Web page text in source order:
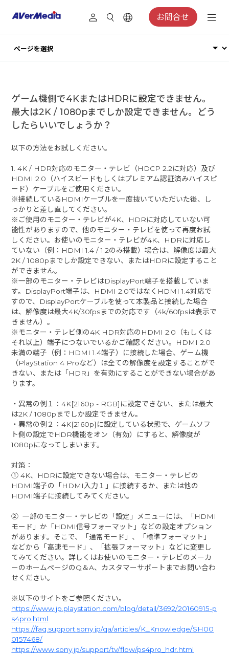
お問合せ
ゲーム機側で4KまたはHDRに設定できません。
最大は2K / 1080pまでしか設定できません。どう
したらいいでしょうか？
以下の方法をお試しください。
1. 4K / HDR対応のモニター・テレビ（HDCP 2.2に対応）及び
HDMI 2.0（ハイスピードもしくはプレミアム認証済みハイスピ
ード）ケーブルをご使用ください。
※接続しているHDMIケーブルを一度抜いていただいた後、し
っかりと差し直してください。
※ご使用のモニター・テレビが4K、HDRに対応していない可
能性がありますので、他のモニター・テレビを使って再度お試
しください。お使いのモニター・テレビが4K、HDRに対応し
ていない（例：HDMI 1.4 / 1.2のみ搭載）場合は、解像度は最大
2K / 1080pまでしか設定できない、またはHDRに設定すること
ができません。
※一部のモニター・テレビはDisplayPort端子を搭載していま
す。DisplayPort端子は、HDMI 2.0ではなくHDMI 1.4対応で
すので、DisplayPortケーブルを使って本製品と接続した場合
は、解像度は最大4K/30fpsまでの対応です（4k/60fpsは表示で
きません）。
※モニター・テレビ側の4K HDR対応のHDMI 2.0（もしくは
それ以上）端子につないでいるかご確認ください。HDMI 2.0
未満の端子（例：HDMI 1.4端子）に接続した場合、ゲーム機
（PlayStation 4 Proなど）は全ての解像度を設定することがで
きない、または「HDR」を有効にすることができない場合があ
ります。
・異常の例１：4K[2160p - RGB]に設定できない、または最大
は2K / 1080pまでしか設定できません。
・異常の例２：4K[2160p]に設定している状態で、ゲームソフ
ト側の設定でHDR機能をオン（有効）にすると、解像度が
1080pになってしまいます。
対策：
① 4K、HDRに設定できない場合は、モニター・テレビの
HDMI端子の「HDMI入力１」に接続するか、または他の
HDMI端子に接続してみてください。
② 一部のモニター・テレビの「設定」メニューには、「HDMI
モード」か「HDMI信号フォーマット」などの設定オプション
があります。そこで、「通常モード」、「標準フォーマット」
などから「高速モード」、「拡張フォーマット」などに変更し
てみてください。詳しくはお使いのモニター・テレビのメーカ
ーのホームページのQ＆A、カスタマーサポートまでお問い合わ
せください。
※以下のサイトをご参照ください。
https://www.jp.playstation.com/blog/detail/3692/20160915-p
s4pro.html
https://faq.support.sony.jp/qa/articles/K_Knowledge/SH00
0157468/
https://www.sony.jp/support/tv/flow/ps4pro_hdr.html